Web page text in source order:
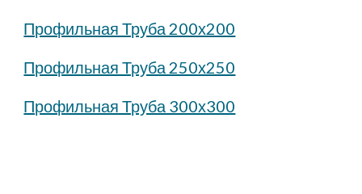
Профильная Труба 200х200
Профильная Труба 250х250
Профильная Труба 300х300